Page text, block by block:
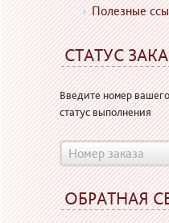
Полезные
СТАТУС
Введите номер
статус выполнения
ОБРАТНАЯ